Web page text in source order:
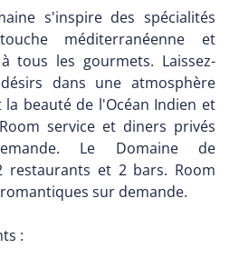
s'inspire des spécialités
méditerranéenne et
tous les gourmets. Laissez-
dans une atmosphère
beauté de l'Océan Indien et
service et diners privés
Le Domaine de
restaurants et 2 bars. Room
sur demande.
: